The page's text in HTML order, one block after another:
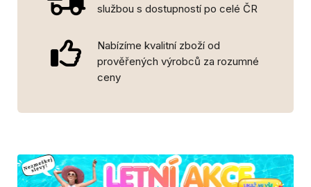
službou s dostupností po celé ČR
Nabízíme kvalitní zboží od
prověřených výrobců za rozumné
ceny